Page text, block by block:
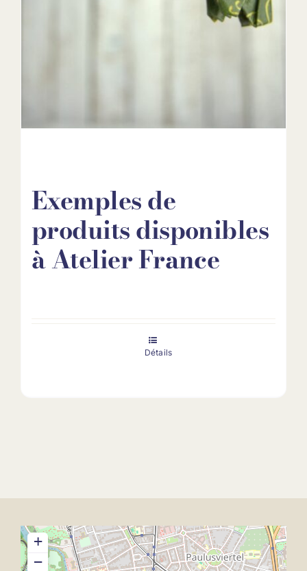
Exemples de
produits disponibles
à Atelier France
Détails
+
−